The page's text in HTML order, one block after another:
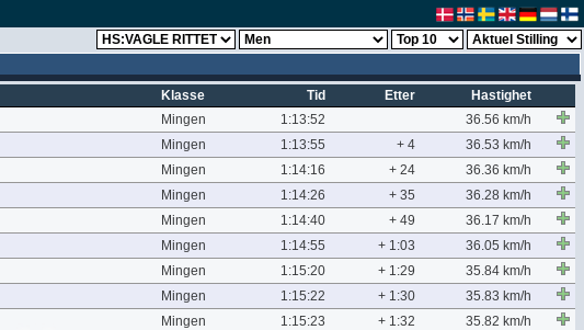
Klasse Tid Etter
Hastighet
Mingen 1:13:52
36.56 km/h
Mingen 1:13:55 + 4
36.53 km/h
Mingen 1:14:16 + 24
36.36 km/h
Mingen 1:14:26 + 35
36.28 km/h
Mingen 1:14:40 + 49
36.17 km/h
Mingen 1:14:55 + 1:03
36.05 km/h
Mingen 1:15:20 + 1:29
35.84 km/h
Mingen 1:15:22 + 1:30
35.83 km/h
Mingen 1:15:23 + 1:32
35.82 km/h